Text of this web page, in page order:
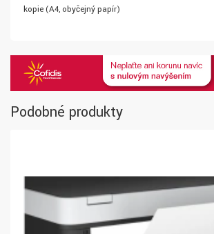
kopie (A4, obyčejný papír)
Podobné produkty